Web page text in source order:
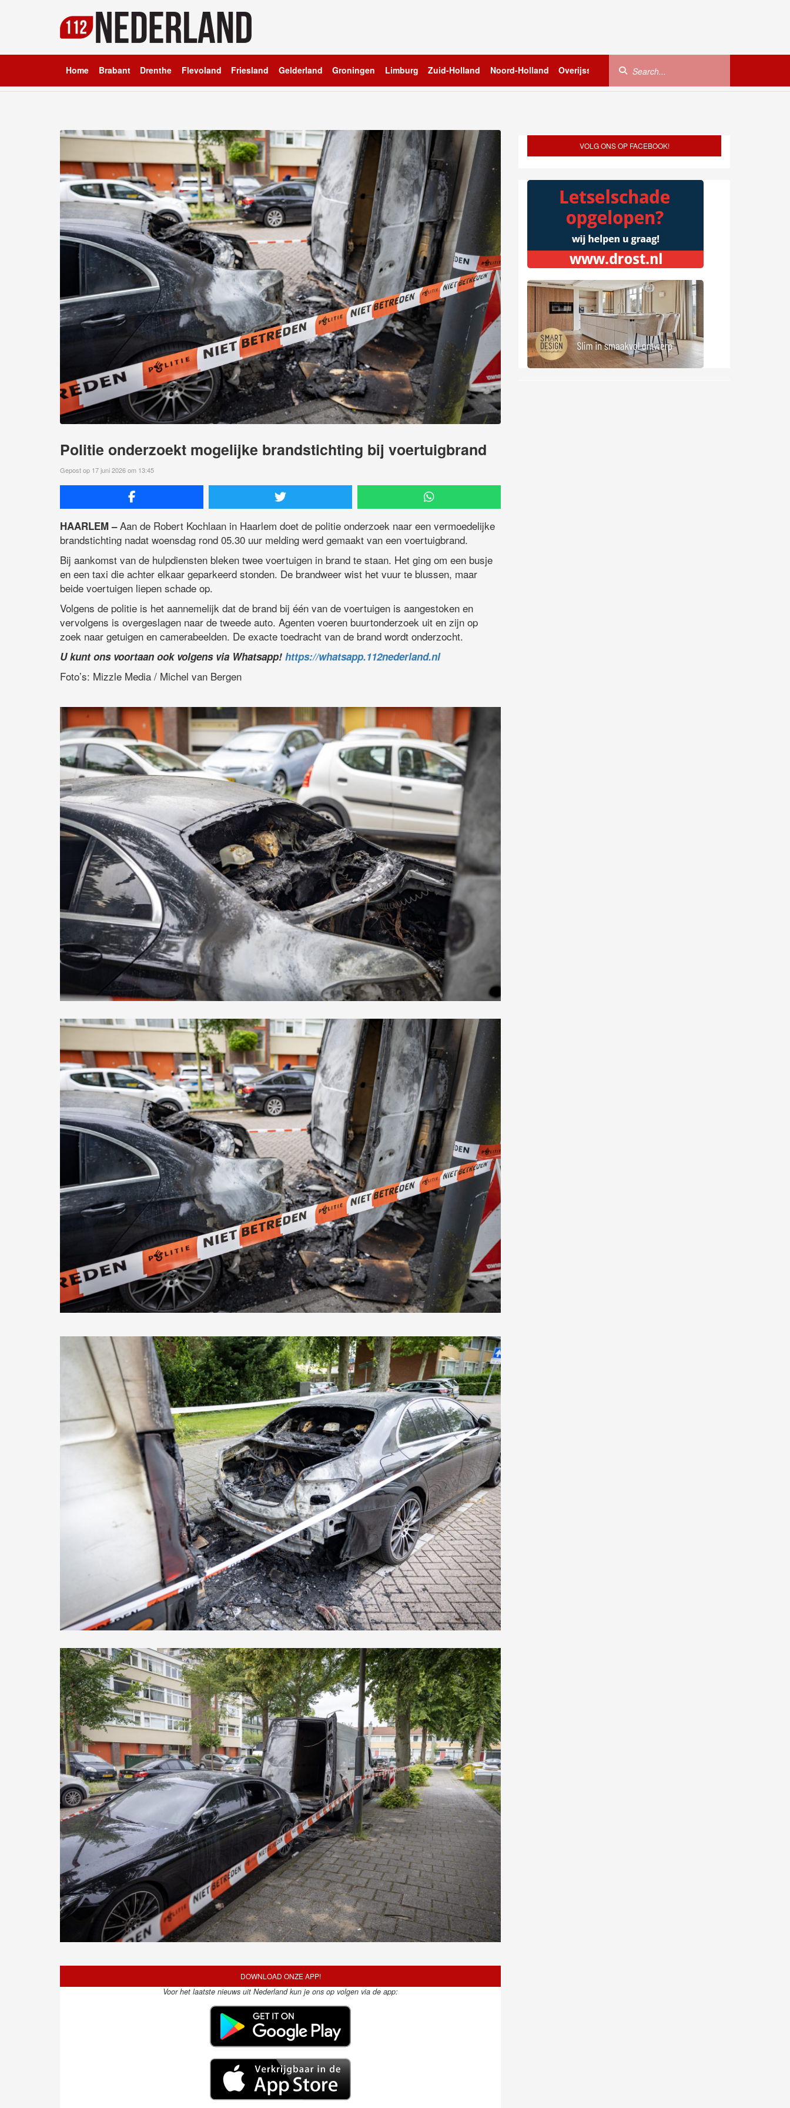
Home Brabant Drenthe Flevoland Friesland Gelderland Groningen Limburg Zuid-Holland Noord-Holland Overijssel Utrecht Zeeland
Politie onderzoekt mogelijke brandstichting bij voertuigbrand
Gepost op 17 juni 2026 om 13:45
HAARLEM –Aan de Robert Kochlaan in Haarlem doet de politie onderzoek naar een vermoedelijke
brandstichting nadat woensdag rond 05.30 uur melding werd gemaakt van een voertuigbrand.
Bij aankomst van de hulpdiensten bleken twee voertuigen in brand te staan. Het ging om een busje
en een taxi die achter elkaar geparkeerd stonden. De brandweer wist het vuur te blussen, maar
beide voertuigen liepen schade op.
Volgens de politie is het aannemelijk dat de brand bij één van de voertuigen is aangestoken en
vervolgens is overgeslagen naar de tweede auto. Agenten voeren buurtonderzoek uit en zijn op
zoek naar getuigen en camerabeelden. De exacte toedracht van de brand wordt onderzocht.
U kunt ons voortaan ook volgens via Whatsapp! https://whatsapp.112nederland.nl
Foto’s: Mizzle Media / Michel van Bergen
DOWNLOAD ONZE APP!
Voor het laatste nieuws uit Nederland kun je ons op volgen via de app:
VOLG ONS OP FACEBOOK!